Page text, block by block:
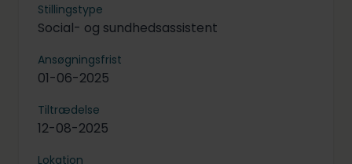
Stillingstype
Social- og sundhedsassistent
Ansøgningsfrist
01-06-2025
Tiltrædelse
12-08-2025
Lokation